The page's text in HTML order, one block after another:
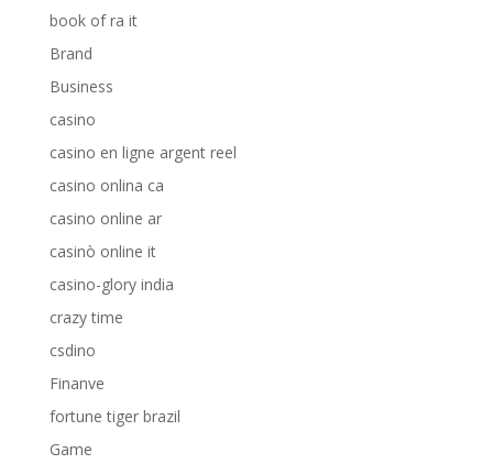
book of ra it
Brand
Business
casino
casino en ligne argent reel
casino onlina ca
casino online ar
casinò online it
casino-glory india
crazy time
csdino
Finanve
fortune tiger brazil
Game